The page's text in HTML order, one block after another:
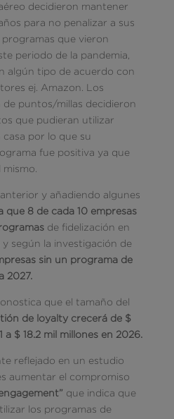
decidieron mantener
para no penalizar a sus
programas que vieron
periodo de la pandemia,
algún tipo de acuerdo con
ej. Amazon. Los
puntos/millas decidieron
que pudieran utilizar
por lo que su
fue positiva ya que
y añadiendo algunes
que 8 de cada 10 empresas
de fidelización en
según la investigación de
sin un programa de
2027.
que el tamaño del
de loyalty crecerá de $
a $ 18.2 mil millones en 2026.
reflejado en un estudio
aumentar el compromiso
que indica que
los programas de